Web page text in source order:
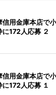
信用金庫本店で
に172人応募 ２
信用金庫本店で
に172人応募 １